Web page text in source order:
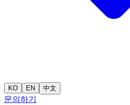
KO EN 中文
문의하기